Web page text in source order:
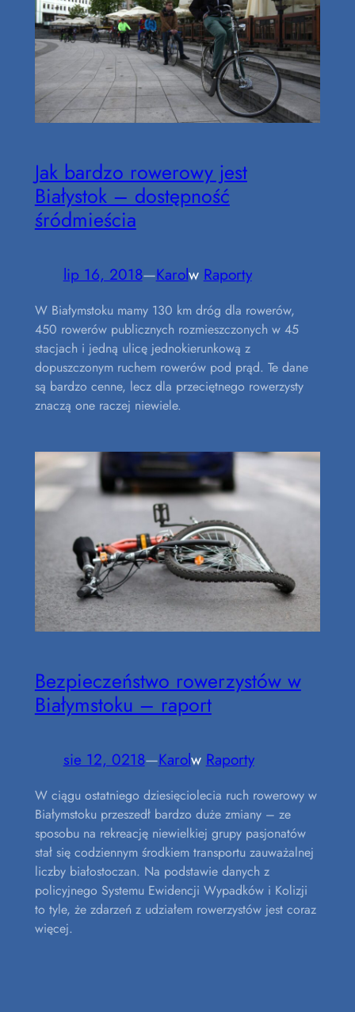
Jak bardzo rowerowy jest
Białystok – dostępność
śródmieścia
lip 16, 2018—Karolw Raporty
W Białymstoku mamy 130 km dróg dla rowerów,
450 rowerów publicznych rozmieszczonych w 45
stacjach i jedną ulicę jednokierunkową z
dopuszczonym ruchem rowerów pod prąd. Te dane
są bardzo cenne, lecz dla przeciętnego rowerzysty
znaczą one raczej niewiele.
Bezpieczeństwo rowerzystów w
Białymstoku – raport
sie 12, 0218—Karolw Raporty
W ciągu ostatniego dziesięciolecia ruch rowerowy w
Białymstoku przeszedł bardzo duże zmiany – ze
sposobu na rekreację niewielkiej grupy pasjonatów
stał się codziennym środkiem transportu zauważalnej
liczby białostoczan. Na podstawie danych z
policyjnego Systemu Ewidencji Wypadków i Kolizji
to tyle, że zdarzeń z udziałem rowerzystów jest coraz
więcej.